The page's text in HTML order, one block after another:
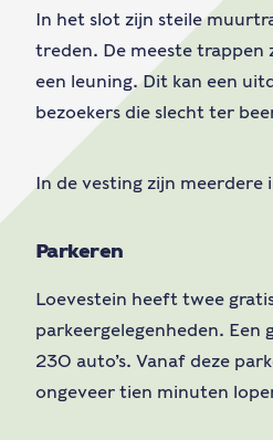
In het slot zijn steile
treden. De meeste trappen
een leuning. Dit kan een
bezoekers die slecht ter
In de vesting zijn
Parkeren
Loevestein heeft twee
parkeergelegenheden. Een
230 auto’s. Vanaf deze
ongeveer tien minuten